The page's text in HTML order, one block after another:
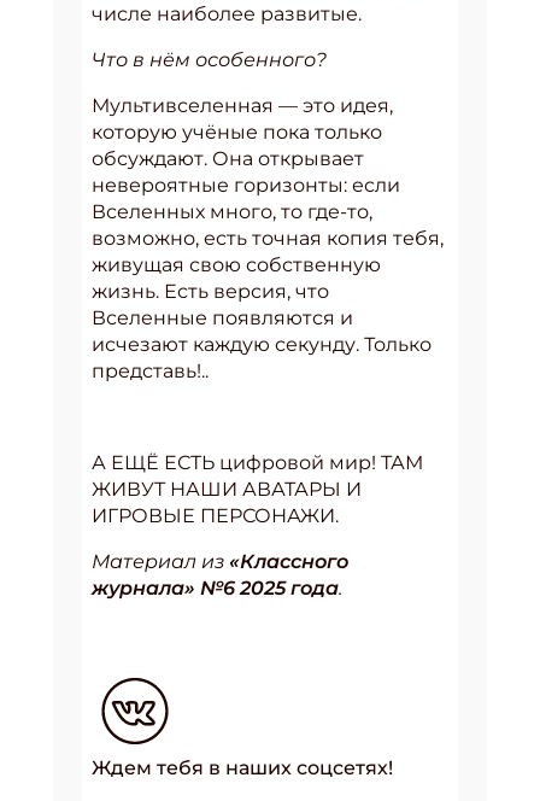
числе наиболее развитые.
Что в нём особенного?
Мультивселенная — это идея,
которую учёные пока только
обсуждают. Она открывает
невероятные горизонты: если
Вселенных много, то где-то,
возможно, есть точная копия тебя,
живущая свою собственную
жизнь. Есть версия, что
Вселенные появляются и
исчезают каждую секунду. Только
представь!..
А ЕЩЁ ЕСТЬ цифровой мир! ТАМ
ЖИВУТ НАШИ АВАТАРЫ И
ИГРОВЫЕ ПЕРСОНАЖИ.
Материал из «Классного
журнала» №6 2025 года.
Ждем тебя в наших соцсетях!